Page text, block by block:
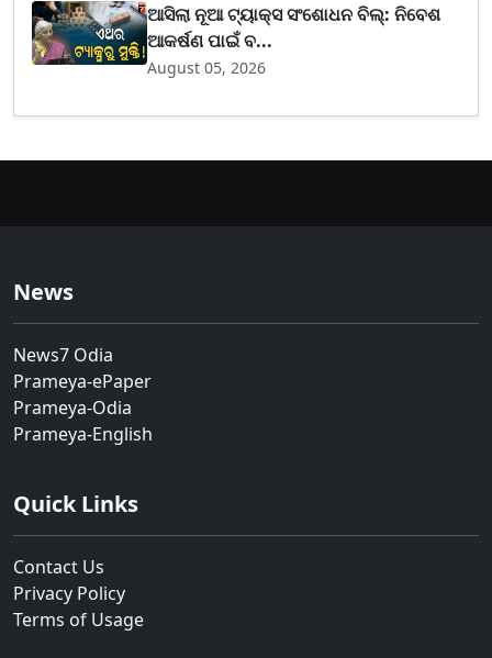
ଆସିଲା ନୂଆ ଟ୍ୟାକ୍ସ ସଂଶୋଧନ ବିଲ୍: ନିବେଶ
ଆକର୍ଷଣ ପାଇଁ ବ...
August 05, 2026
News
News7 Odia
Prameya-ePaper
Prameya-Odia
Prameya-English
Quick Links
Contact Us
Privacy Policy
Terms of Usage